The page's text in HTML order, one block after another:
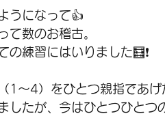
うになって👍
て数のお稽古。
の練習にはいりました🧮❗️
1〜4）をひとつ親指であ
したが、今はひとつひとつ